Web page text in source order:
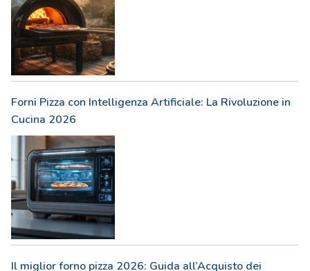
Forni Pizza con Intelligenza Artificiale: La Rivoluzione in
Cucina 2026
Il miglior forno pizza 2026: Guida all’Acquisto dei